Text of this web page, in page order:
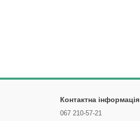
Контактна інформація
067 210-57-21